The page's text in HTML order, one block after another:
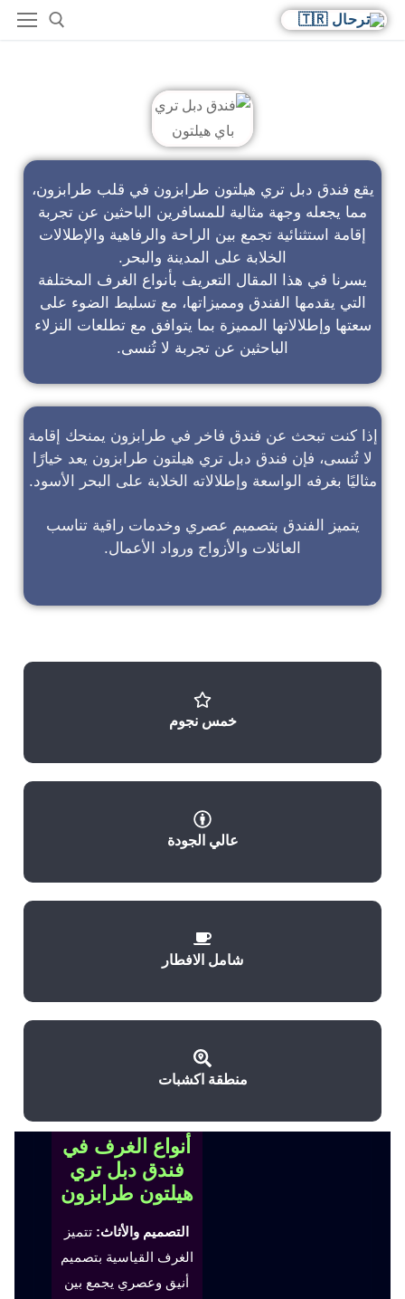
يقع فندق دبل تري هيلتون طرابزون في قلب طرابزون،
مما يجعله وجهة مثالية للمسافرين الباحثين عن تجربة
إقامة استثنائية تجمع بين الراحة والرفاهية والإطلالات
الخلابة على المدينة والبحر.
يسرنا في هذا المقال التعريف بأنواع الغرف المختلفة
التي يقدمها الفندق ومميزاتها، مع تسليط الضوء على
سعتها وإطلالاتها المميزة بما يتوافق مع تطلعات النزلاء
الباحثين عن تجربة لا تُنسى.
إذا كنت تبحث عن فندق فاخر في طرابزون يمنحك إقامة
لا تُنسى، فإن فندق دبل تري هيلتون طرابزون يعد خيارًا
مثاليًا بغرفه الواسعة وإطلالاته الخلابة على البحر الأسود.
يتميز الفندق بتصميم عصري وخدمات راقية تناسب
العائلات والأزواج ورواد الأعمال.
خمس نجوم
عالي الجودة
شامل الافطار
منطقة اكشبات
أنواع الغرف في
فندق دبل تري
هيلتون طرابزون
التصميم والأثاث: تتميز
الغرف القياسية بتصميم
أنيق وعصري يجمع بين